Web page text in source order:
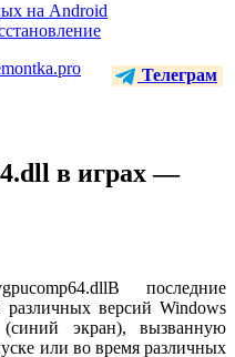
на Android
Телеграм
в играх —
В последние
различных версий Windows
экран), вызванную
или во время различных